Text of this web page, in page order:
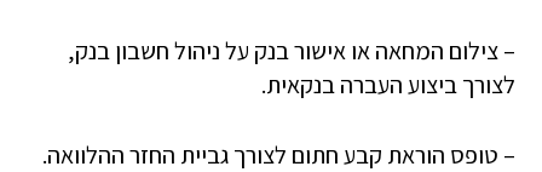
– צילום המחאה או אישור בנק על ניהול חשבון בנק,
לצורך ביצוע העברה בנקאית.
– טופס הוראת קבע חתום לצורך גביית החזר ההלוואה.